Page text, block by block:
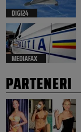
DIGI24
MEDIAFAX
PARTENERI